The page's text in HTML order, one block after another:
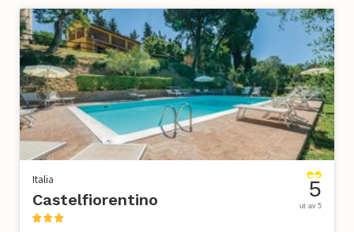
Italia
Castelfiorentino 5
ut av 5